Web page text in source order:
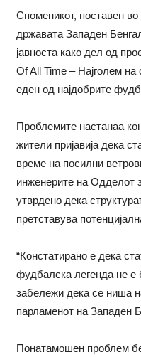
Споменикот, поставен
државата Западен
јавноста како дел од
Of All Time – Најголем
еден од најдобрите
Проблемите настанаа
жители пријавија дека
време на посилни
инженерите на Одделот
утврдено дека
претставува
“Констатирано е дека
фудбалска легенда не е
забележи дека се ниша
парламенот на Западен
Понатамошен проблем